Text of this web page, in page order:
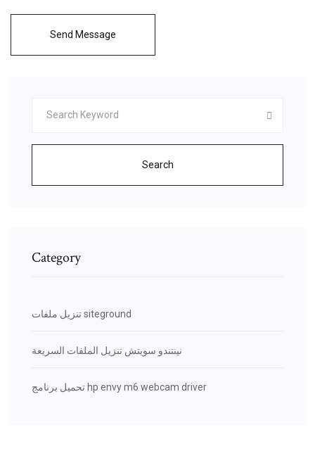
Send Message
Search
Category
تنزيل ملفات siteground
نينتندو سويتش تنزيل الملفات السريعة
تحميل برنامج hp envy m6 webcam driver